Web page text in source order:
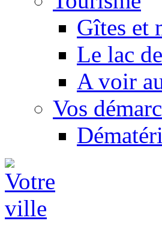
Gîtes et
Le lac
A voir
Vos